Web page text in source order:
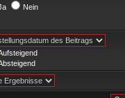
Nein